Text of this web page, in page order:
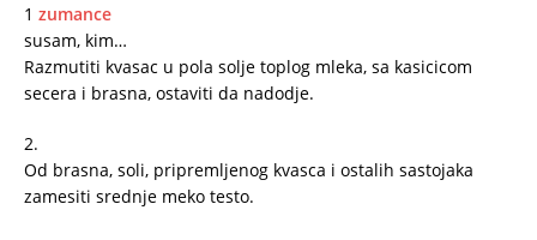
1 zumance
susam, kim…
Razmutiti kvasac u pola solje toplog mleka, sa kasicicom
secera i brasna, ostaviti da nadodje.
2.
Od brasna, soli, pripremljenog kvasca i ostalih sastojaka
zamesiti srednje meko testo.